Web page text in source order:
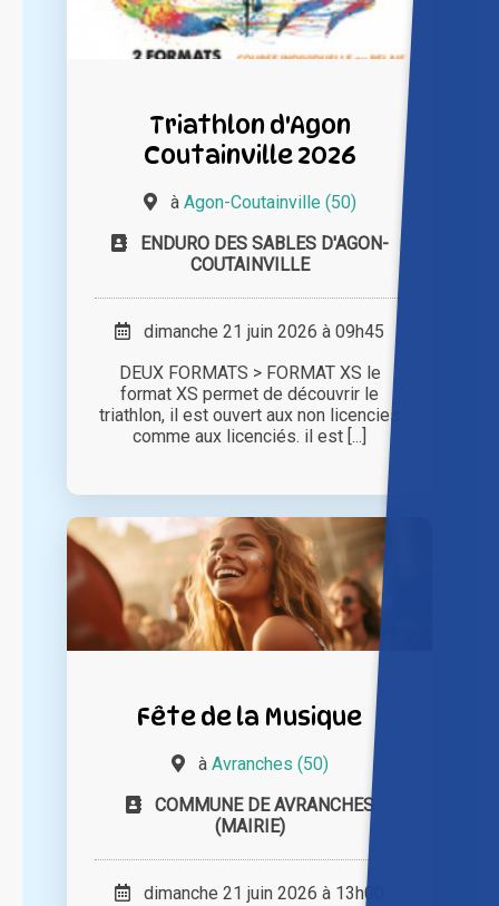
Triathlon d'Agon
Coutainville 2026
à Agon-Coutainville (50)
ENDURO DES SABLES D'AGON-
COUTAINVILLE
dimanche 21 juin 2026 à 09h45
DEUX FORMATS > FORMAT XS le
format XS permet de découvrir le
triathlon, il est ouvert aux non licencies
comme aux licenciés. il est [...]
Fête de la Musique
à Avranches (50)
COMMUNE DE AVRANCHES
(MAIRIE)
dimanche 21 juin 2026 à 13h00